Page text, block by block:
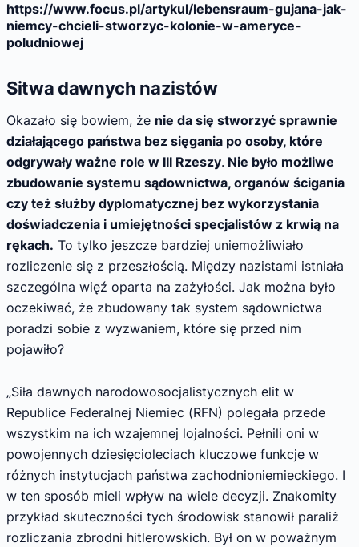
https://www.focus.pl/artykul/lebensraum-gujana-jak-
niemcy-chcieli-stworzyc-kolonie-w-ameryce-
poludniowej
Sitwa dawnych nazistów
Okazało się bowiem, że nie da się stworzyć sprawnie
działającego państwa bez sięgania po osoby, które
odgrywały ważne role w III Rzeszy. Nie było możliwe
zbudowanie systemu sądownictwa, organów ścigania
czy też służby dyplomatycznej bez wykorzystania
doświadczenia i umiejętności specjalistów z krwią na
rękach. To tylko jeszcze bardziej uniemożliwiało
rozliczenie się z przeszłością. Między nazistami istniała
szczególna więź oparta na zażyłości. Jak można było
oczekiwać, że zbudowany tak system sądownictwa
poradzi sobie z wyzwaniem, które się przed nim
pojawiło?
„Siła dawnych narodowosocjalistycznych elit w
Republice Federalnej Niemiec (RFN) polegała przede
wszystkim na ich wzajemnej lojalności. Pełnili oni w
powojennych dziesięcioleciach kluczowe funkcje w
różnych instytucjach państwa zachodnioniemieckiego. I
w ten sposób mieli wpływ na wiele decyzji. Znakomity
przykład skuteczności tych środowisk stanowił paraliż
rozliczania zbrodni hitlerowskich. Był on w poważnym